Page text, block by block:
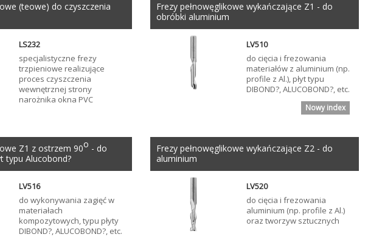
(teowe) do czyszczenia
LS232
specjalistyczne frezy
trzpieniowe realizujące
proces czyszczenia
wewnętrznej strony
narożnika okna PVC
Frezy pełnowęglikowe wykańczające Z1 - do
obróbki aluminium
LV510
do cięcia i frezowania
materiałów z aluminium (np.
profile z Al.), płyt typu
DIBOND?, ALUCOBOND?, etc.
Nowy index
Z1 z ostrzem 90o - do
typu Alucobond?
LV516
do wykonywania zagięć w
materiałach
kompozytowych, typu płyty
DIBOND?, ALUCOBOND?, etc.
Frezy pełnowęglikowe wykańczające Z2 - do
aluminium
LV520
do cięcia i frezowania
aluminium (np. profile z Al.)
oraz tworzyw sztucznych